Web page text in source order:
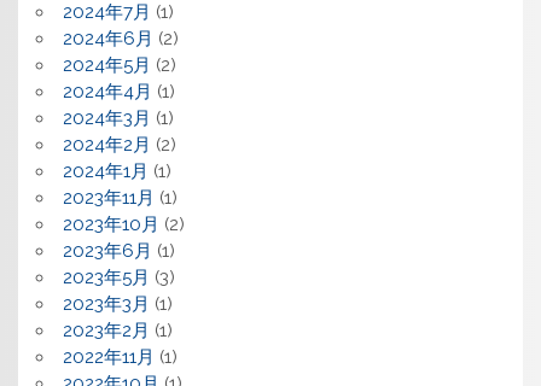
2024年7月 (1)
2024年6月 (2)
2024年5月 (2)
2024年4月 (1)
2024年3月 (1)
2024年2月 (2)
2024年1月 (1)
2023年11月 (1)
2023年10月 (2)
2023年6月 (1)
2023年5月 (3)
2023年3月 (1)
2023年2月 (1)
2022年11月 (1)